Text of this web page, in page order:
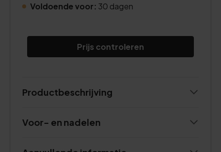
Voldoende voor: 30 dagen
Prijs controleren
Productbeschrijving
Voor- en nadelen